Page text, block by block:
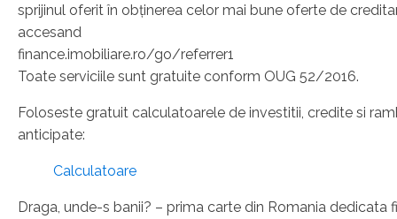
sprijinul oferit în obținerea celor mai bune oferte de
accesand
finance.imobiliare.ro/go/referrer1
Toate serviciile sunt gratuite conform OUG 52/2016.
Foloseste gratuit calculatoarele de investitii, credite si
anticipate:
Calculatoare
Draga, unde-s banii? – prima carte din Romania dedicata